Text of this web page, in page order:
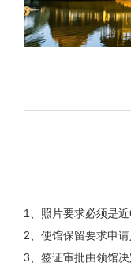
1、照片要求必须是
2、使馆保留要求申
3、签证审批由领馆